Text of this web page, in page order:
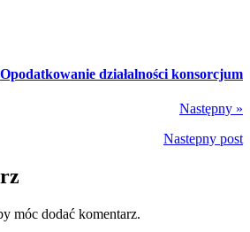
Opodatkowanie działalności konsorcjum
Następny »
Nastepny post
móc dodać komentarz.